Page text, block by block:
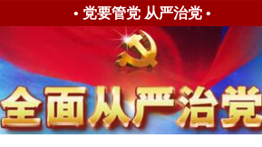
• 党要管党 从严治党•